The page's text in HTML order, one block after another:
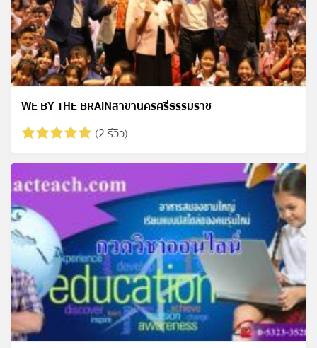
WE BY THE BRAINสาขานครศรีธรรมราช
(2 รีวิว)